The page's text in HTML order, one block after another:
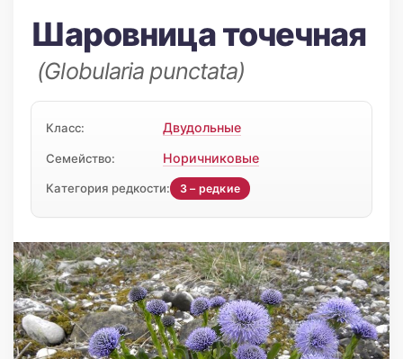
Шаровница точечная
(Globularia punctata)
Класс: Двудольные
Семейство: Норичниковые
Категория редкости: 3 – редкие